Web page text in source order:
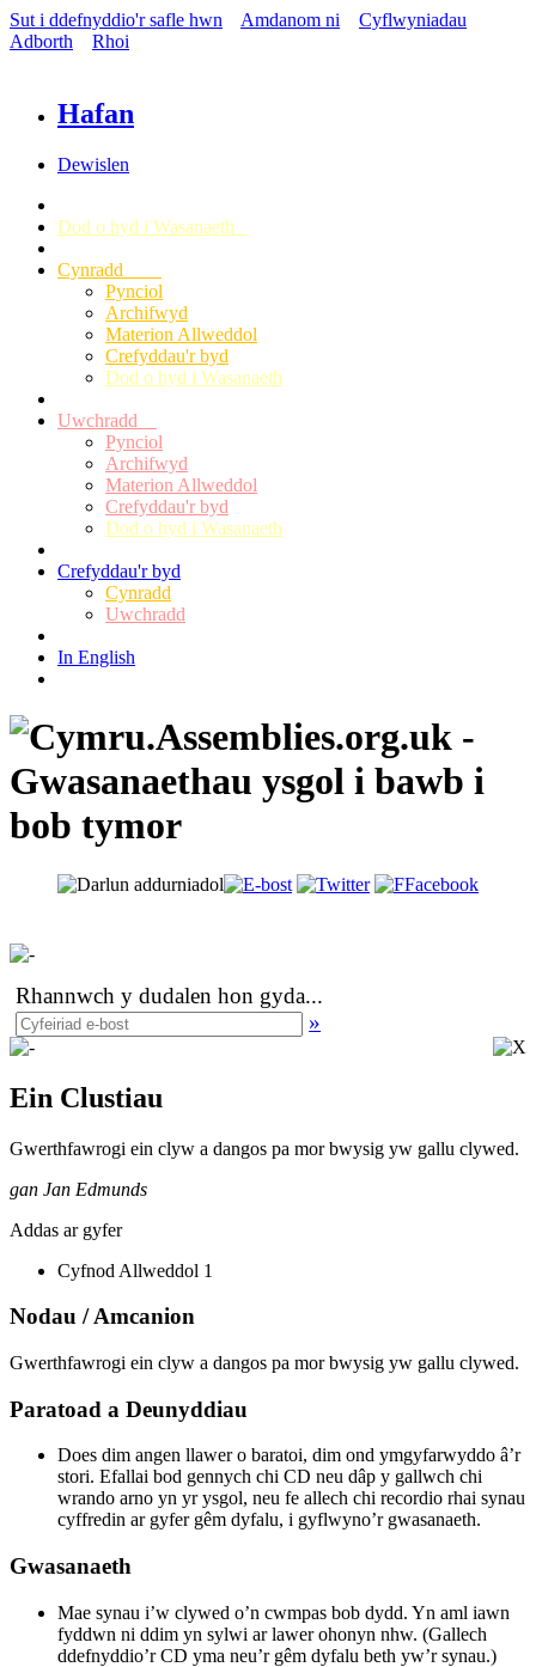
Sut i ddefnyddio'r safle hwn Amdanom ni
Cyflwyniadau
Adborth
Rhoi
Hafan
Dewislen
Dod o hyd i Wasanaeth
Cynradd
Pynciol
Archifwyd
Materion Allweddol
Crefyddau'r byd
Dod o hyd i Wasanaeth
Uwchradd
Pynciol
Archifwyd
Materion Allweddol
Crefyddau'r byd
Dod o hyd i Wasanaeth
Crefyddau'r byd
Cynradd
Uwchradd
In English
Rhannwch y dudalen hon gyda...
»
Ein Clustiau
Gwerthfawrogi ein clyw a dangos pa mor bwysig yw gallu clywed.
gan Jan Edmunds
Addas ar gyfer
Cyfnod Allweddol 1
Nodau / Amcanion
Gwerthfawrogi ein clyw a dangos pa mor bwysig yw gallu clywed.
Paratoad a Deunyddiau
Does dim angen llawer o baratoi, dim ond ymgyfarwyddo â’r
stori. Efallai bod gennych chi CD neu dâp y gallwch chi
wrando arno yn yr ysgol, neu fe allech chi recordio rhai synau
cyffredin ar gyfer gêm dyfalu, i gyflwyno’r gwasanaeth.
Gwasanaeth
Mae synau i’w clywed o’n cwmpas bob dydd. Yn aml iawn
fyddwn ni ddim yn sylwi ar lawer ohonyn nhw. (Gallech
ddefnyddio’r CD yma neu’r gêm dyfalu beth yw’r synau.)